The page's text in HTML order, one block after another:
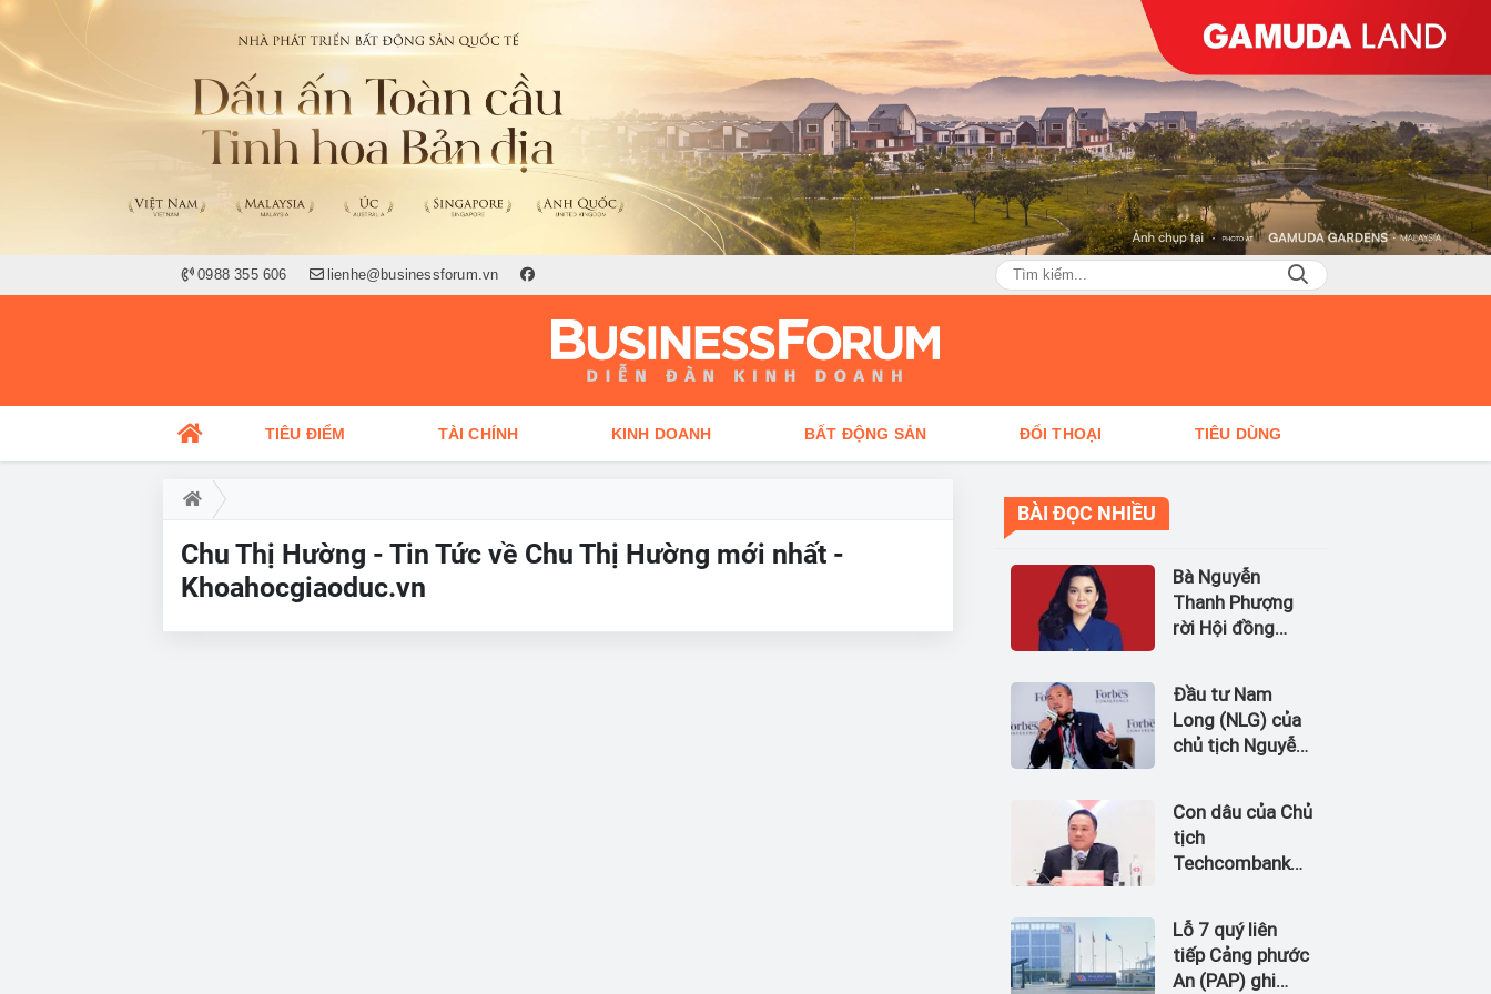
0988 355 606 lienhe@businessforum.vn
TIÊU ĐIỂM TÀI CHÍNH KINH DOANH BẤT ĐỘNG SẢN ĐỐI THOẠI TIÊU DÙNG
Chu Thị Hường - Tin Tức về Chu Thị Hường mới nhất -
Khoahocgiaoduc.vn
BÀI ĐỌC NHIỀU
Bà Nguyễn
Thanh Phượng
rời Hội đồng
hàng Bản Việt
(BVBank)
Đầu tư Nam
Long (NLG) của
chủ tịch Nguyễn
kiến bán quỹ đất
tại dự án
Waterpoint,
Izumi City
Con dâu của Chủ
tịch
Techcombank
làm Chủ tịch
Hãng Hàng
không Hải Âu
Lỗ 7 quý liên
tiếp Cảng phước
An (PAP) ghi